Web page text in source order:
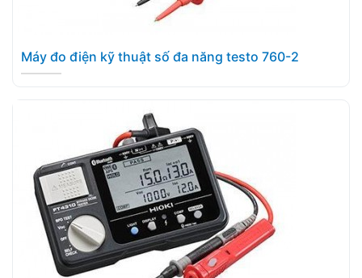
Máy đo điện kỹ thuật số đa năng testo 760-2